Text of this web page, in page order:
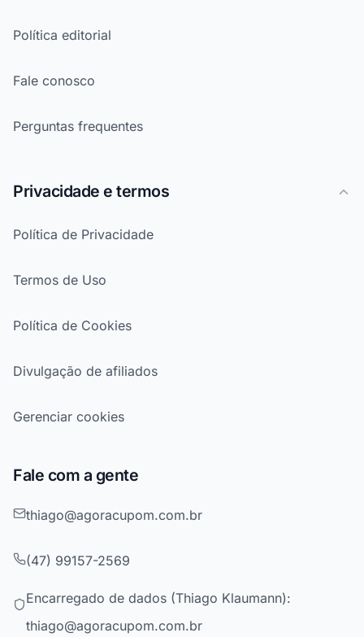
Política editorial
Fale conosco
Perguntas frequentes
Privacidade e termos
Política de Privacidade
Termos de Uso
Política de Cookies
Divulgação de afiliados
Gerenciar cookies
Fale com a gente
thiago@agoracupom.com.br
(47) 99157-2569
Encarregado de dados (Thiago Klaumann):
thiago@agoracupom.com.br